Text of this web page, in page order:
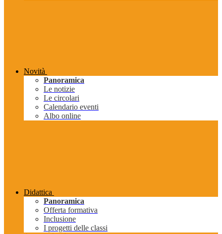
Novità
Panoramica
Le notizie
Le circolari
Calendario eventi
Albo online
Didattica
Panoramica
Offerta formativa
Inclusione
I progetti delle classi